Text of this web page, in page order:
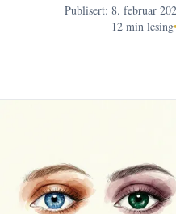
Publisert: 8. februar
12 min lesing